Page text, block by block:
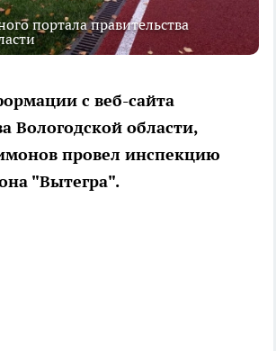
портала правительства
с веб-сайта
Вологодской области,
провел инспекцию
"Вытегра".